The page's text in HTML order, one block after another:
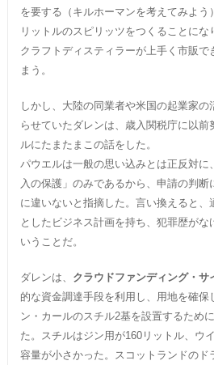
を要する（キルホーマンを考えてみよ
リットルのスピリッツをつくることに
クラフトディスティラーが上手く市販で
まう。
しかし、大陸の同業者や米国の起業家
らせていたダレンは、歳入関税庁に以
ルにたまたまこの話をした。
パウエルは一般の思い込みとは正反対に
入の保護」のみであるから、申請の判
に違いないと指摘した。言い換えると、
としたビジネス計画を持ち、犯罪歴がな
いうことだ。
ダレンは、 クラウドファンディング・サ
的な資金調達手段を利用し、用地を確保
ン・カールのスチル2基を設置するため
た。スチルはジン用が160リットル、ウ
容量が小さかった。スコットランドのド